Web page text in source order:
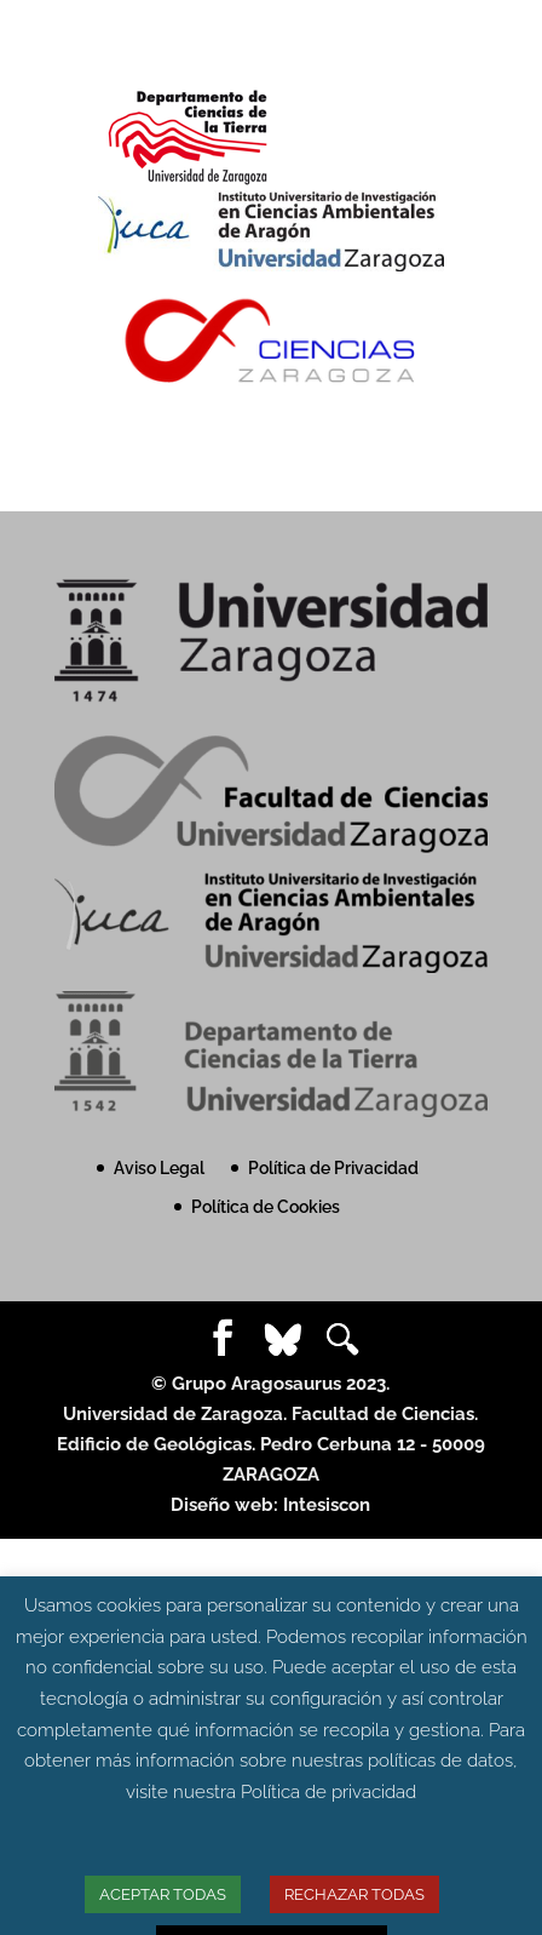
Aviso Legal
Política de Privacidad
Política de Cookies
© Grupo Aragosaurus 2023.
Universidad de Zaragoza. Facultad de Ciencias.
Edificio de Geológicas. Pedro Cerbuna 12 - 50009
ZARAGOZA
Diseño web: Intesiscon
Usamos cookies para personalizar su contenido y crear una
mejor experiencia para usted. Podemos recopilar información
no confidencial sobre su uso. Puede aceptar el uso de esta
tecnología o administrar su configuración y así controlar
completamente qué información se recopila y gestiona. Para
obtener más información sobre nuestras políticas de datos,
visite nuestra Política de privacidad
ACEPTAR TODAS RECHAZAR TODAS